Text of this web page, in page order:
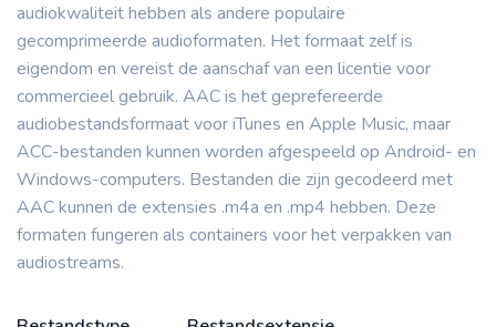
audiokwaliteit hebben als andere populaire
gecomprimeerde audioformaten. Het formaat zelf is
eigendom en vereist de aanschaf van een licentie voor
commercieel gebruik. AAC is het geprefereerde
audiobestandsformaat voor iTunes en Apple Music, maar
ACC-bestanden kunnen worden afgespeeld op Android- en
Windows-computers. Bestanden die zijn gecodeerd met
AAC kunnen de extensies .m4a en .mp4 hebben. Deze
formaten fungeren als containers voor het verpakken van
audiostreams.